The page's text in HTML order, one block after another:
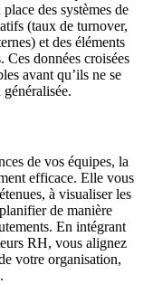
des systèmes de
(taux de turnover,
et des éléments
Ces données croisées
avant qu’ils ne se
de vos équipes, la
efficace. Elle vous
à visualiser les
de manière
En intégrant
RH, vous alignez
votre organisation,